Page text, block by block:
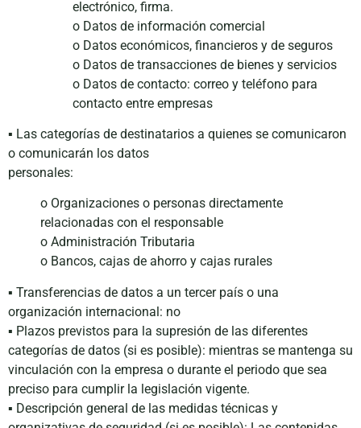
electrónico, firma.
o Datos de información comercial
o Datos económicos, financieros y de seguros
o Datos de transacciones de bienes y servicios
o Datos de contacto: correo y teléfono para
contacto entre empresas
▪ Las categorías de destinatarios a quienes se comunicaron
o comunicarán los datos
personales:
o Organizaciones o personas directamente
relacionadas con el responsable
o Administración Tributaria
o Bancos, cajas de ahorro y cajas rurales
▪ Transferencias de datos a un tercer país o una
organización internacional: no
▪ Plazos previstos para la supresión de las diferentes
categorías de datos (si es posible): mientras se mantenga su
vinculación con la empresa o durante el periodo que sea
preciso para cumplir la legislación vigente.
▪ Descripción general de las medidas técnicas y